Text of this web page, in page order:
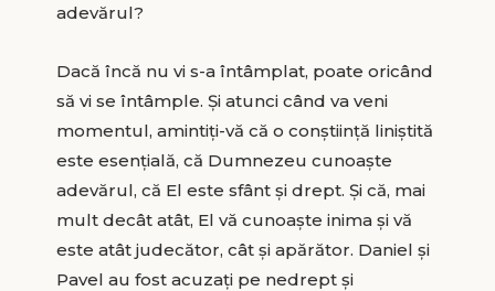
adevărul?
Dacă încă nu vi s-a întâmplat, poate oricând
să vi se întâmple. Şi atunci când va veni
momentul, amintiţi-vă că o conştiinţă liniştită
este esenţială, că Dumnezeu cunoaşte
adevărul, că El este sfânt şi drept. Şi că, mai
mult decât atât, El vă cunoaşte inima şi vă
este atât judecător, cât şi apărător. Daniel şi
Pavel au fost acuzaţi pe nedrept şi